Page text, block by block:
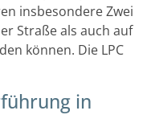
insbesondere Zwei
Straße als auch auf
können. Die LPC
in